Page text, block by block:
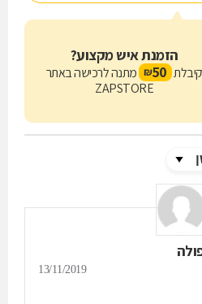
הזמנת איש מקצוע?
קיבלת 50
₪ מתנה לרכישה באתר
ZAPSTORE
13/11/2019